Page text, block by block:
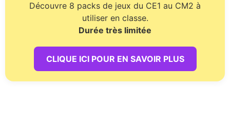
Découvre 8 packs de jeux du CE1 au CM2 à
utiliser en classe.
Durée très limitée
CLIQUE ICI POUR EN SAVOIR PLUS